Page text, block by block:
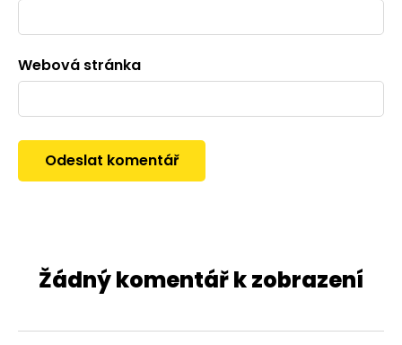
Webová stránka
Žádný komentář k zobrazení